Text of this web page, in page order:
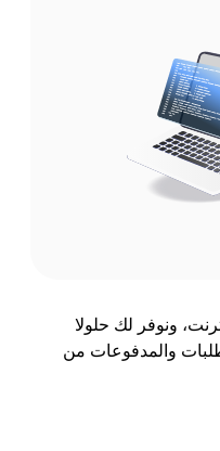
ونوفر لك حلولا
والمدفوعات من